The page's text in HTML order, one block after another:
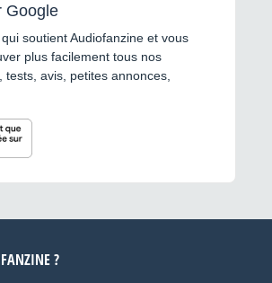
Google
soutient Audiofanzine et vous
plus facilement tous nos
tests, avis, petites annonces,
?